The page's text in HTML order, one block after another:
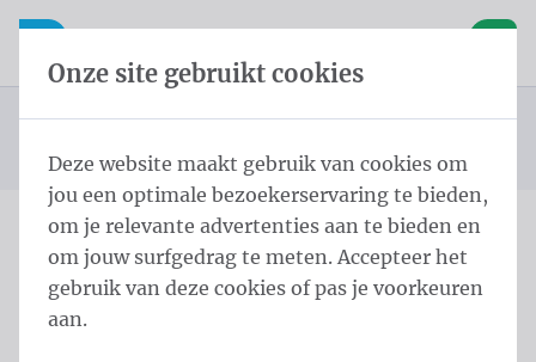
Inhoud overslaan
Taalkeuze overslaan
Open mobiele navigatie
U bevindt zich hier:
Standaard Beachvlag
Eco STD ECO STD S 200x55 cm Geen Polymesh
Eco STD ECO STD S 200x55
cm Geen Polymesh
Onze site gebruikt cookies
Deze website maakt gebruik van cookies om
jou een optimale bezoekerservaring te bieden,
om je relevante advertenties aan te bieden en
om jouw surfgedrag te meten. Accepteer het
gebruik van deze cookies of pas je voorkeuren
aan.